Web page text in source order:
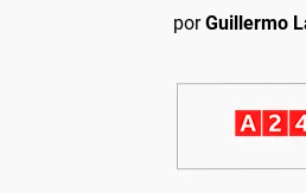
porGuillermo